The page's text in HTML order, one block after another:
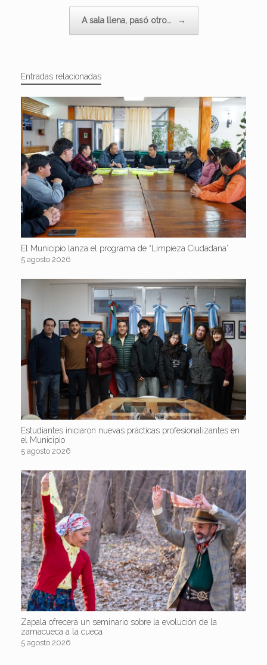
A sala llena, pasó otro… →
Entradas relacionadas
El Municipio lanza el programa de “Limpieza Ciudadana”
5 agosto 2026
Estudiantes iniciaron nuevas prácticas profesionalizantes en
el Municipio
5 agosto 2026
Zapala ofrecerá un seminario sobre la evolución de la
zamacueca a la cueca
5 agosto 2026